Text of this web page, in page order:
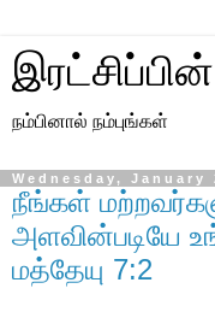
நம்பினால் நம்புங்கள்
Wednesday, January
நீங்கள்
அளவின்படியே
மத்தேயு 7:2